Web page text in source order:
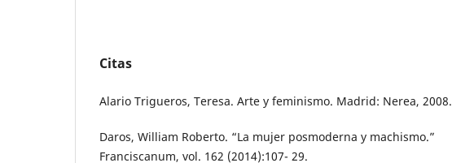
Citas
Alario Trigueros, Teresa. Arte y feminismo. Madrid: Nerea, 2008.
Daros, William Roberto. “La mujer posmoderna y machismo.”
Franciscanum, vol. 162 (2014):107- 29.